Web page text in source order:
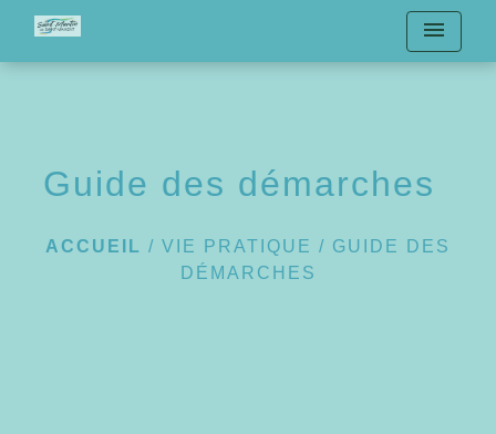
menu
Guide des démarches
ACCUEIL / VIE PRATIQUE / GUIDE DES
DÉMARCHES